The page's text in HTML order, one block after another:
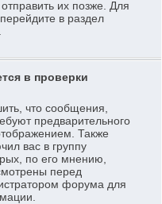
их позже. Для
в раздел
в проверки
что сообщения,
предварительного
Также
вас в группу
по его мнению,
перед
форума для